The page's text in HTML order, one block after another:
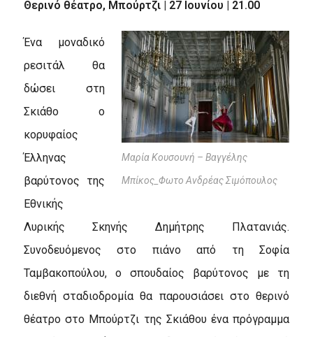
Θερινό θέατρο, Μπούρτζι | 27 Ιουνίου | 21.00
Μαρία Κουσουνή – Βαγγέλης
Μπίκος_Φωτο Ανδρέας Σιμόπουλος
Ένα μοναδικό
ρεσιτάλ θα
δώσει στη
Σκιάθο ο
κορυφαίος
Έλληνας
βαρύτονος της
Εθνικής
Λυρικής Σκηνής Δημήτρης Πλατανιάς.
Συνοδευόμενος στο πιάνο από τη Σοφία
Ταμβακοπούλου, ο σπουδαίος βαρύτονος με τη
διεθνή σταδιοδρομία θα παρουσιάσει στο θερινό
θέατρο στο Μπούρτζι της Σκιάθου ένα πρόγραμμα